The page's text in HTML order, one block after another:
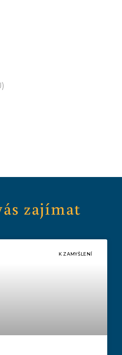
zajímat
K ZAMYŠLENÍ